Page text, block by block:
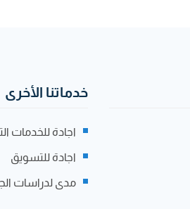
خدماتنا الأخرى
اجادة للخدمات
اجادة للتسويق
مدى لدراسات